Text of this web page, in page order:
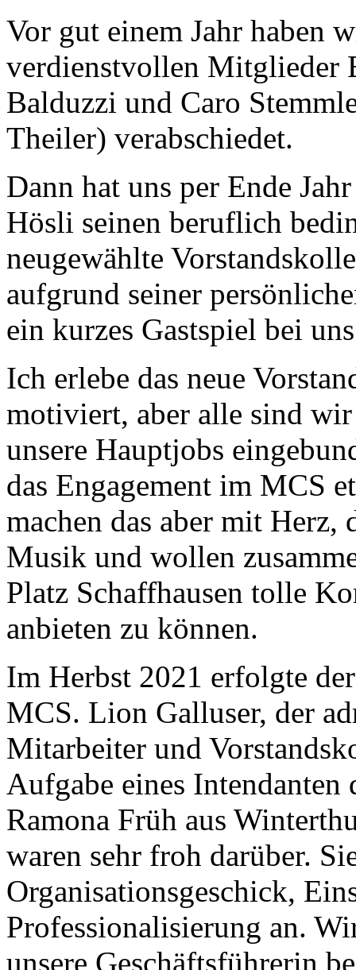
Vor gut einem Jahr haben
verdienstvollen Mitglieder
Balduzzi und Caro
Theiler) verabschiedet.
Dann hat uns per Ende
Hösli seinen beruflich
neugewählte
aufgrund seiner
ein kurzes Gastspiel bei
Ich erlebe das neue
motiviert, aber alle sind
unsere Hauptjobs
das Engagement im MCS
machen das aber mit
Musik und wollen
Platz Schaffhausen tolle
anbieten zu können.
Im Herbst 2021 erfolgte
MCS. Lion Galluser, der
Mitarbeiter und
Aufgabe eines
Ramona Früh aus
waren sehr froh darüber.
Organisationsgeschick,
Professionalisierung an.
unsere Geschäftsführerin